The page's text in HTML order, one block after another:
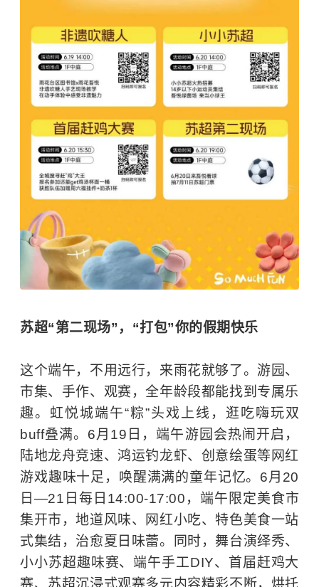
苏超“第二现场”，“打包”你的假期快乐
这个端午，不用远行，来雨花就够了。游园、
市集、手作、观赛，全年龄段都能找到专属乐
趣。虹悦城端午“粽”头戏上线，逛吃嗨玩双
buff叠满。6月19日，端午游园会热闹开启，
陆地龙舟竞速、鸿运钓龙虾、创意绘蛋等网红
游戏趣味十足，唤醒满满的童年记忆。6月20
日—21日每日14:00-17:00，端午限定美食市
集开市，地道风味、网红小吃、特色美食一站
式集结，治愈夏日味蕾。同时，舞台演绎秀、
小小苏超趣味赛、端午手工DIY、首届赶鸡大
赛、苏超沉浸式观赛多元内容精彩不断，烘托